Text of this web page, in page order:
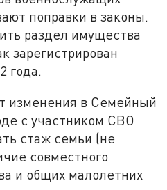
поправки в законы.
раздел имущества
зарегистрирован
года.
изменения в Семейный
с участником СВО
стаж семьи (не
совместного
и общих малолетних